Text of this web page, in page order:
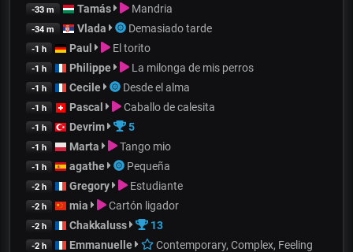
-33 m Tamás Mandria
-34 m Vlada Demasiado tarde
-1 h Paul El torito
-1 h Philippe La milonga de mis perros
-1 h Cecile Desde el alma
-1 h Pascal Caballo de calesita
-1 h Devrim 5
-1 h Marta Tango mio
-1 h agathe Pequeña
-2 h Gregory Estudiante
-2 h mia Cartón ligador
-2 h Chakkaluss 13
-2 h Emmanuelle Contemporary, Complex, Feeling